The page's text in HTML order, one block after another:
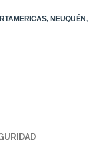
, NEUQUÉN,